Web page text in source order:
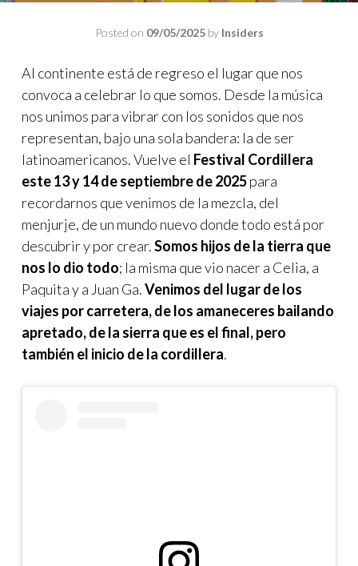
Posted on 09/05/2025by Insiders
Al continente está de regreso el lugar que nos
convoca a celebrar lo que somos. Desde la música
nos unimos para vibrar con los sonidos que nos
representan, bajo una sola bandera: la de ser
latinoamericanos. Vuelve el Festival Cordillera
este 13 y 14 de septiembre de 2025para
recordarnos que venimos de la mezcla, del
menjurje, de un mundo nuevo donde todo está por
descubrir y por crear.Somos hijos de la tierra que
nos lo dio todo; la misma que vio nacer a Celia, a
Paquita y a Juan Ga.Venimos del lugar de los
viajes por carretera, de los amaneceres bailando
apretado, de la sierra que es el final, pero
también el inicio de la cordillera.